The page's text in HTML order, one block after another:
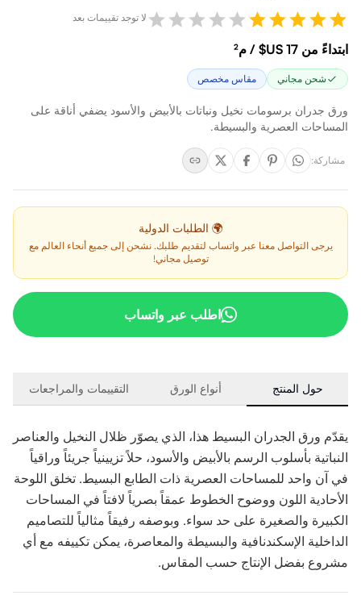
لا توجد تقييمات بعد
ابتداءً من ‏17 US$ / م²
شحن مجاني مقاس مخصص
ورق جدران برسومات نخيل ونباتات بالأبيض والأسود يضفي أناقة على
المساحات العصرية والبسيطة.
مشاركة:
🌍 الطلبات الدولية
يرجى التواصل معنا عبر واتساب لتقديم طلبك. نشحن إلى جميع أنحاء العالم مع
توصيل مجاني!
اطلب عبر واتساب
حول المنتج أنواع الورق التقييمات والمراجعات
يقدّم ورق الجدران البسيط هذا، الذي يصوّر ظلال النخيل والعناصر
النباتية بأسلوب الرسم بالأبيض والأسود، حلاً تزيينياً جريئاً وراقياً
في آن واحد للمساحات العصرية ذات الطابع البسيط. تخلق اللوحة
الأحادية اللون ووضوح الخطوط عمقاً بصرياً لافتاً في المساحات
الكبيرة والصغيرة على حد سواء. وبوصفه رفيقاً مثالياً للتصاميم
الداخلية الإسكندنافية والبسيطة والمعاصرة، يمكن تكييفه مع أي
مشروع بفضل الإنتاج حسب المقاس.